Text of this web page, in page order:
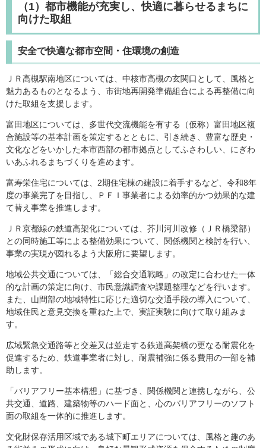
（1）都市機能が充実し、快適に暮らせるまちに
向けた取組
安全で快適な都市空間・住環境の創造
ＪＲ高槻駅南地区については、中核市高槻の玄関口として、風格と
魅力あるものとなるよう、市街地再開発準備組合による再整備に向
けた取組を支援します。
富田地区については、多世代交流機能を有する（仮称）富田地区複
合施設等の基本計画を策定するとともに、引き続き、豊富な歴史・
文化などをいかした本市西部の都市拠点としてふさわしい、にぎわ
いあふれるまちづくりを進めます。
富寿栄住宅については、2期住宅棟の建設に着手するなど、令和8年
度の事業完了を目指し、ＰＦＩ事業者による効率的かつ効果的な建
て替え事業を推進します。
ＪＲ京都線の鉄道高架化については、芥川河川改修（ＪＲ橋梁部）
との同時施工等による整備効果について、関係機関と検討を行い、
事業の実現が図れるよう大阪府に要望します。
地域公共交通については、「総合交通戦略」の改定に合わせた一体
的な計画の策定に向け、市民意識調査や課題整理などを行います。
また、山間部の地域特性に応じた適切な交通手段の導入について、
地域住民と意見交換を重ねた上で、実証実験に向けて取り組みま
す。
広域緊急交通路等と交差又は並走する鉄道高架橋の更なる耐震化を
促進するため、鉄道事業者に対し、耐震補強に係る費用の一部を補
助します。
「バリアフリー基本構想」に基づき、関係機関と連携しながら、公
共交通、道路、建築物等のハード面と、心のバリアフリーのソフト
面の取組を一体的に推進します。
文化財保存活用区域である城下町エリアについては、風格と趣のあ